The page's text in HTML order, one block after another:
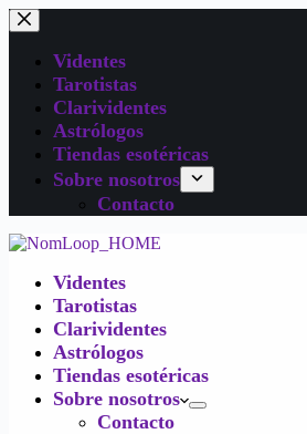
Videntes
Tarotistas
Clarividentes
Astrólogos
Tiendas esotéricas
Sobre nosotros
Contacto
Videntes
Tarotistas
Clarividentes
Astrólogos
Tiendas esotéricas
Sobre nosotros
Contacto